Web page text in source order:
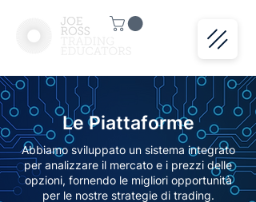
Le Piattaforme
Abbiamo sviluppato un sistema integrato
per analizzare il mercato e i prezzi delle
opzioni, fornendo le migliori opportunità
per le nostre strategie di trading.